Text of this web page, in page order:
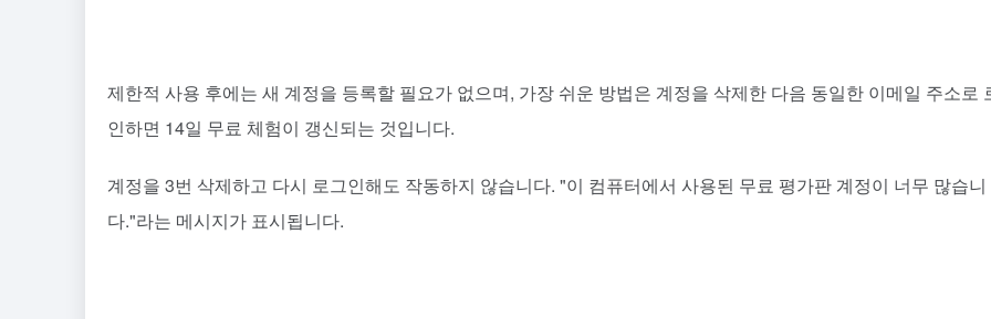
제한적 사용 후에는 새 계정을 등록할 필요가 없으며, 가장 쉬운 방법은 계정을 삭제한 다음 동일한 이메일 주소로
인하면 14일 무료 체험이 갱신되는 것입니다.
계정을 3번 삭제하고 다시 로그인해도 작동하지 않습니다. "이 컴퓨터에서 사용된 무료 평가판 계정이 너무 많습니
다."라는 메시지가 표시됩니다.